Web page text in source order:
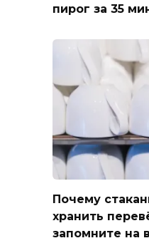
пирог за 35
Почему
хранить
запомните на